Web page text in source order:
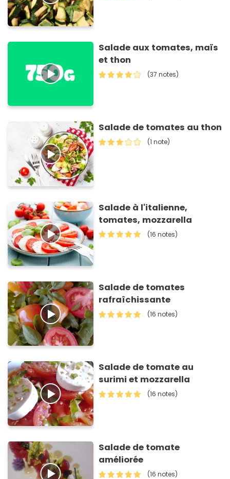
Salade aux tomates, maïs
et thon
(37 notes)
Salade de tomates au thon
(1 note)
Salade à l'italienne,
tomates, mozzarella
(16 notes)
Salade de tomates
rafraîchissante
(16 notes)
Salade de tomate au
surimi et mozzarella
(16 notes)
Salade de tomate
améliorée
(16 notes)